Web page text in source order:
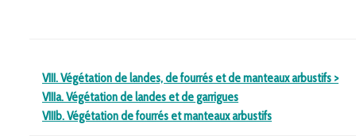
VIII. Végétation de landes, de fourrés et de manteaux arbustifs >
VIIIa. Végétation de landes et de garrigues
VIIIb. Végétation de fourrés et manteaux arbustifs